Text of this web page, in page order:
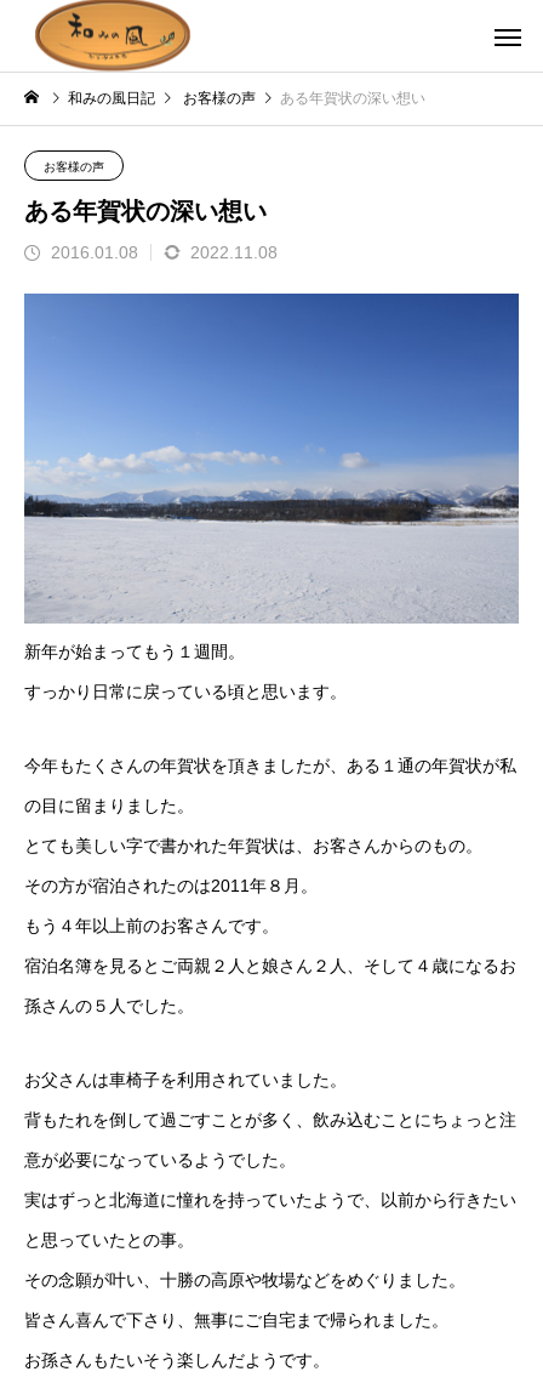
和みの風日記 お客様の声 ある年賀状の深い想い
お客様の声
ある年賀状の深い想い
2016.01.08 2022.11.08
新年が始まってもう１週間。
すっかり日常に戻っている頃と思います。
今年もたくさんの年賀状を頂きましたが、ある１通の年賀状が私
の目に留まりました。
とても美しい字で書かれた年賀状は、お客さんからのもの。
その方が宿泊されたのは2011年８月。
もう４年以上前のお客さんです。
宿泊名簿を見るとご両親２人と娘さん２人、そして４歳になるお
孫さんの５人でした。
お父さんは車椅子を利用されていました。
背もたれを倒して過ごすことが多く、飲み込むことにちょっと注
意が必要になっているようでした。
実はずっと北海道に憧れを持っていたようで、以前から行きたい
と思っていたとの事。
その念願が叶い、十勝の高原や牧場などをめぐりました。
皆さん喜んで下さり、無事にご自宅まで帰られました。
お孫さんもたいそう楽しんだようです。